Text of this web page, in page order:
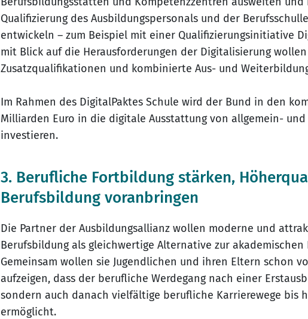
Qualifizierung des Ausbildungspersonals und der
entwickeln – zum Beispiel mit einer Qualifizierungsinitiative
mit Blick auf die Herausforderungen der Digitalisierung
Zusatzqualifikationen und kombinierte Aus- und
Im Rahmen des DigitalPaktes Schule wird der Bund in den
Milliarden Euro in die digitale Ausstattung von allgemein-
investieren.
3. Berufliche Fortbildung stärken,
Berufsbildung voranbringen
Die Partner der Ausbildungsallianz wollen moderne und
Berufsbildung als gleichwertige Alternative zur
Gemeinsam wollen sie Jugendlichen und ihren Eltern schon
aufzeigen, dass der berufliche Werdegang nach einer
sondern auch danach vielfältige berufliche Karrierewege bis
ermöglicht.